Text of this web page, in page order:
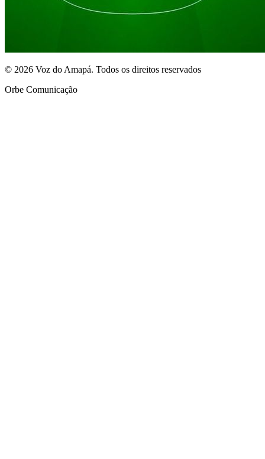
© 2026 Voz do Amapá. Todos os direitos reservados
Orbe Comunicação